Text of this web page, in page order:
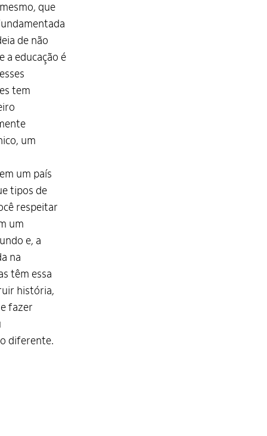
que
de não
a educação é
tem
um
um país
tipos de
respeitar
um
e, a
na
têm essa
história,
fazer
diferente.